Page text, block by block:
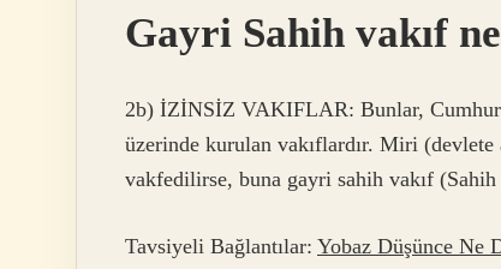
Gayri Sahih vakıf
2b) İZİNSİZ VAKIFLAR: Bunlar,
üzerinde kurulan vakıflardır. Miri
vakfedilirse, buna gayri sahih vakıf
Tavsiyeli Bağlantılar: Yobaz Düşünce Ne